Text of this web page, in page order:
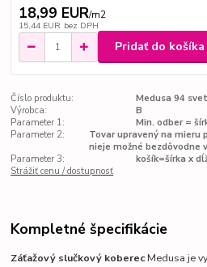
18,99 EUR/m2
15,44 EUR bez DPH
Pridať do košíka
Číslo produktu:
Medusa 94
Výrobca:
B
Parameter 1:
Min. odber =
Parameter 2:
Tovar upravený na mieru
nieje možné bezdôvodne
Parameter 3:
košík=šírka x
Strážiť cenu / dostupnosť
Kompletné špecifikácie
Záťažový slučkový koberec Medusa je